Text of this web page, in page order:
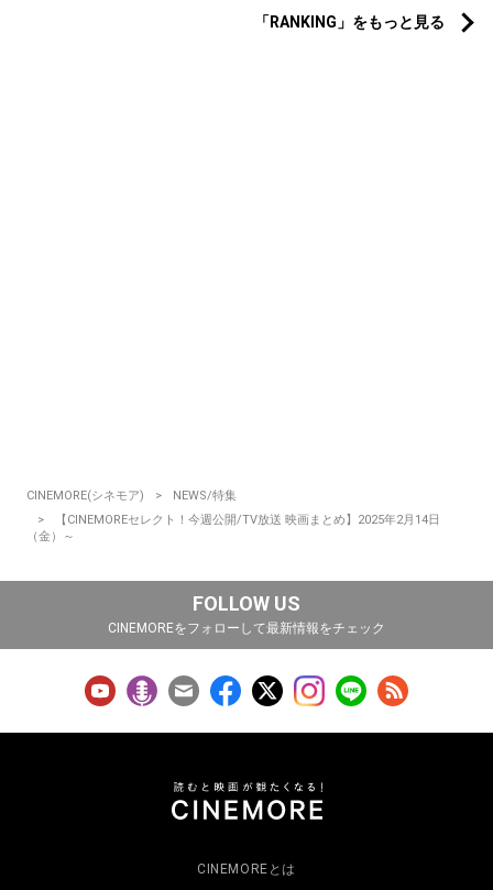
「RANKING」をもっと見る
CINEMORE(シネモア)
NEWS/特集
【CINEMOREセレクト！今週公開/TV放送 映画まとめ】2025年2月14日
（金）～
FOLLOW US
CINEMOREをフォローして最新情報をチェック
CINEMOREとは